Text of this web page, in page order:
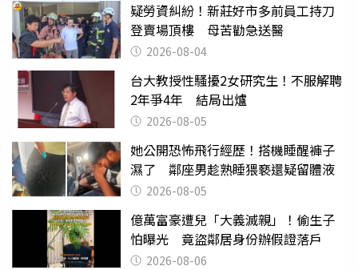
疑勞資糾紛！新莊好市多前員工持刀
登賣場頂樓 母苦勸急送醫
2026-08-04
台大教授性騷擾2女研究生！不服解聘
2年爭4年 結局出爐
2026-08-05
她公開恐怖飛行經歷！搭機睡醒褲子
濕了 鄰座男趁熟睡猥褻還疑留體液
2026-08-05
億萬富豪遭兒「大義滅親」！偷生子
怕曝光 竟盜鄰居身份辦假證落戶
2026-08-06